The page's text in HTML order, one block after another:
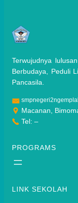
Terwujudnya
Berbudaya, Peduli
Pancasila.
Macanan,
Tel: –
PROGRAMS
LINK SEKOLAH